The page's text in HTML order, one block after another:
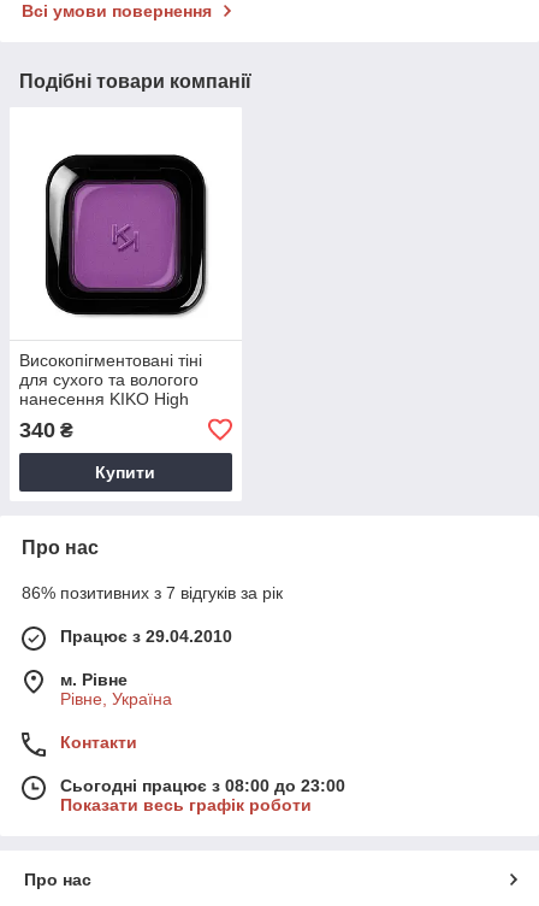
Всі умови повернення
Подібні товари компанії
Високопігментовані тіні
для сухого та вологого
нанесення KIKO High
Eyeshadow 66
340 ₴
Купити
Про нас
86% позитивних з 7 відгуків за рік
Працює з 29.04.2010
м. Рівне
Рівне, Україна
Контакти
Сьогодні працює з 08:00 до 23:00
Показати весь графік роботи
Про нас